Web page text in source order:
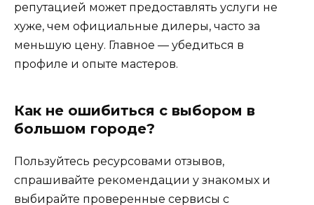
репутацией может предоставлять услуги не
хуже, чем официальные дилеры, часто за
меньшую цену. Главное — убедиться в
профиле и опыте мастеров.
Как не ошибиться с выбором в
большом городе?
Пользуйтесь ресурсовами отзывов,
спрашивайте рекомендации у знакомых и
выбирайте проверенные сервисы с